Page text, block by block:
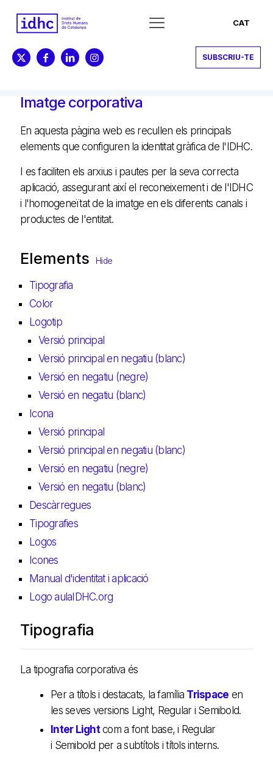
CAT
SUBSCRIU-TE
Imatge corporativa
En aquesta pàgina web es recullen els principals
elements que configuren la identitat gràfica de l'IDHC.
I es faciliten els arxius i pautes per la seva correcta
aplicació, assegurant així el reconeixement i de l'IDHC
i l'homogeneïtat de la imatge en els diferents canals i
productes de l'entitat.
Elements Hide
Tipografia
Color
Logotip
Versió principal
Versió principal en negatiu (blanc)
Versió en negatiu (negre)
Versió en negatiu (blanc)
Icona
Versió principal
Versió principal en negatiu (blanc)
Versió en negatiu (negre)
Versió en negatiu (blanc)
Descàrregues
Tipografies
Logos
Icones
Manual d'identitat i aplicació
Logo aulaIDHC.org
Tipografia
La tipografia corporativa és
Per a títols i destacats, la família Trispace en
les seves versions Light, Regular i Semibold.
Inter Lightcom a font base, i Regular
i Semibold per a subtítols i títols interns.